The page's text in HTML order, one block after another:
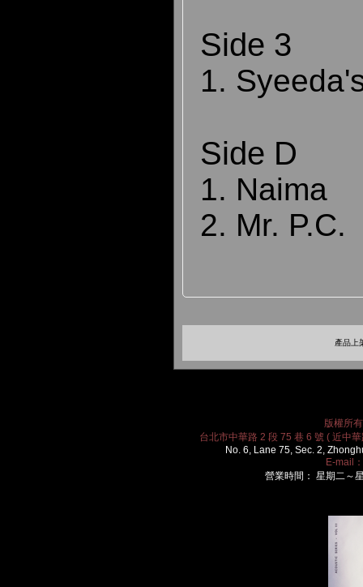
Side 3
1.
Side D
1. Naima
2. Mr. P.C.
產品上
版權所
台北市中華路 2 段 75 巷 6 號 ( 近中
No. 6, Lane 75, Sec. 2,
E-mail：
營業時間： 星期二～